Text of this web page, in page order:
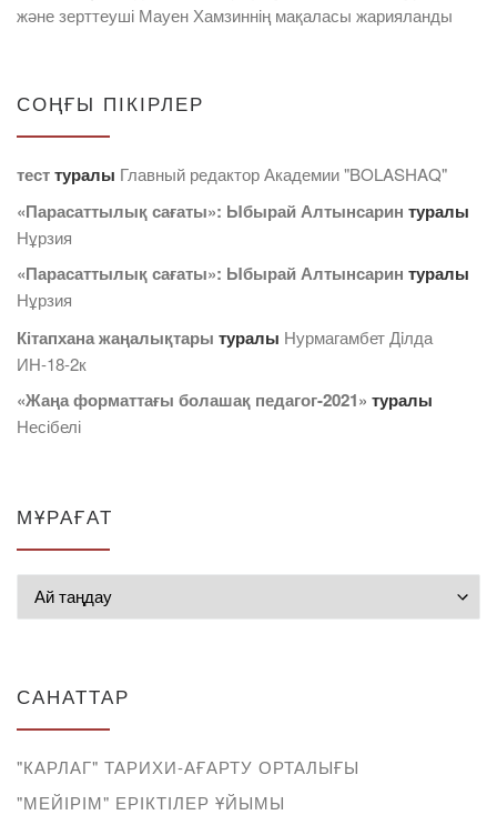
және зерттеуші Мауен Хамзиннің мақаласы жарияланды
СОҢҒЫ ПІКІРЛЕР
тесттуралы Главный редактор Академии "BOLASHAQ"
«Парасаттылық сағаты»: Ыбырай Алтынсарин туралы
Нұрзия
«Парасаттылық сағаты»: Ыбырай Алтынсарин туралы
Нұрзия
Кітапхана жаңалықтары туралы Нурмагамбет Дiлда
ИН-18-2к
«Жаңа форматтағы болашақ педагог-2021» туралы
Несібелі
МҰРАҒАТ
САНАТТАР
"КАРЛАГ" ТАРИХИ-АҒАРТУ ОРТАЛЫҒЫ
"МЕЙІРІМ" ЕРІКТІЛЕР ҰЙЫМЫ